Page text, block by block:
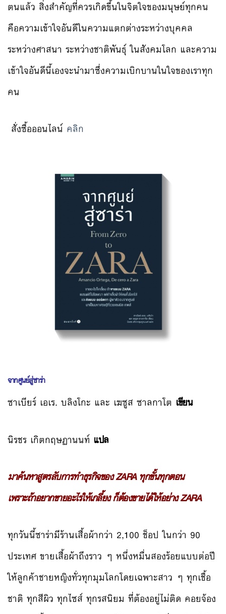
ตนแล้ว สิ่งสำคัญที่ควรเกิดขึ้นในจิตใจของมนุษย์ทุกคน
คือความเข้าใจอันดีในความแตกต่างระหว่างบุคคล
ระหว่างศาสนา ระหว่างชาติพันธุ์ ในสังคมโลก และความ
เข้าใจอันดีนี้เองจะนำมาซึ่งความเบิกบานในใจของเราทุก
คน
สั่งซื้อออนไลน์ คลิก
จากศูนย์สู่ซาร่า
ซาเบียร์ เอเร. บลิงโกะ และ เฆซูส ซาลกาโต เขียน
นิรชร เกิตกฤษฏานนท์ แปล
มาค้นหาสูตรลับการทำธุรกิจของ ZARA ทุกขั้นทุกตอน
เพราะถ้าอยากขายอะไรให้เกลี้ยง ก็ต้องขายได้ให้อย่าง ZARA
ทุกวันนี้ซาร่ามีร้านเสื้อผ้ากว่า 2,100 ช็อป ในกว่า 90
ประเทศ ขายเสื้อผ้าถึงราว ๆ หนึ่งหมื่นสองร้อยแบบต่อปี
ให้ลูกค้าชายหญิงทั่วทุกมุมโลกโดยเฉพาะสาว ๆ ทุกเชื้อ
ชาติ ทุกสีผิว ทุกไซส์ ทุกรสนิยม ที่ต้องอยู่ไม่ติด คอยจ้อง